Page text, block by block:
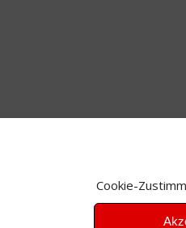
Cookie-